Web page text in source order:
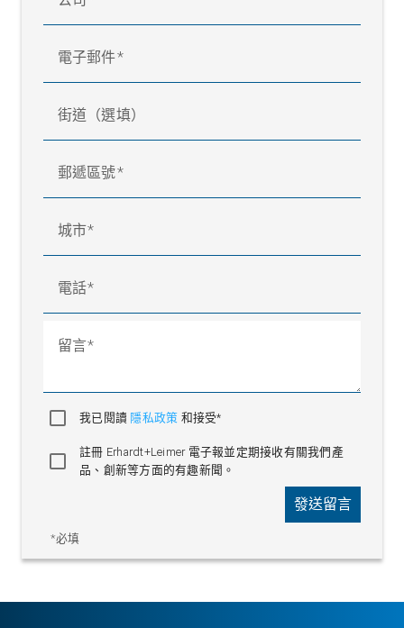
電子郵件
街道（選填）
郵遞區號
城市
電話
留言
我已閱讀 隱私政策 和接受*
註冊 Erhardt+Leimer 電子報並定期接收有關我們產
品、創新等方面的有趣新聞。
*必填
發送留言